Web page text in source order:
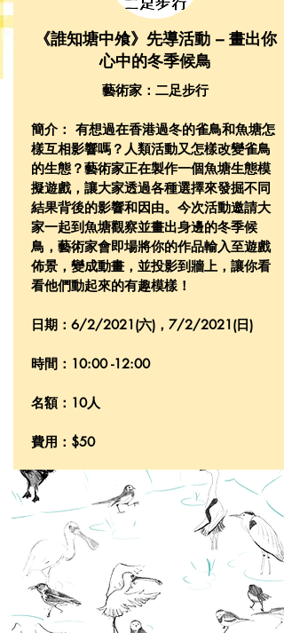
《誰知塘中飧》先導活動 – 畫出你
心中的冬季候鳥
藝術家：二足步行
簡介： 有想過在香港過冬的雀鳥和魚塘怎
樣互相影響嗎？人類活動又怎樣改變雀鳥
的生態？藝術家正在製作一個魚塘生態模
擬遊戲，讓大家透過各種選擇來發掘不同
結果背後的影響和因由。今次活動邀請大
家一起到魚塘觀察並畫出身邊的冬季候
鳥，藝術家會即場將你的作品輸入至遊戲
佈景，變成動畫，並投影到牆上，讓你看
看他們動起來的有趣模樣！
日期：6/2/2021(六)，7/2/2021(日)
時間：10:00 -12:00
名額：10人
費用：$50